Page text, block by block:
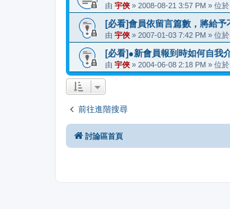
由 宇俠 » 2008-08-21 3:57 PM » 位於
[必看]會員依留言篇數，將給予
由 宇俠 » 2007-01-03 7:42 PM » 位於
[必看]●新會員報到時如何自我
由 宇俠 » 2004-06-08 2:18 PM » 位於
前往進階搜尋
討論區首頁